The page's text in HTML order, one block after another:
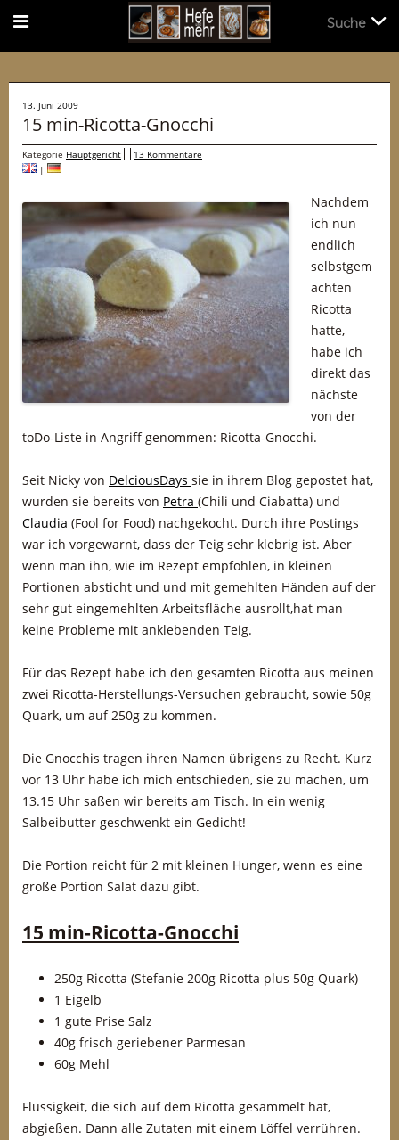
13. Juni 2009
15 min-Ricotta-Gnocchi
Kategorie Hauptgericht
13 Kommentare
|
Nachdem
ich nun
endlich
selbstgem
achten
Ricotta
hatte,
habe ich
direkt das
nächste
von der
toDo-Liste in Angriff genommen: Ricotta-Gnocchi.
Seit Nicky von DelciousDays sie in ihrem Blog gepostet hat,
wurden sie bereits von Petra (Chili und Ciabatta) und
Claudia (Fool for Food) nachgekocht. Durch ihre Postings
war ich vorgewarnt, dass der Teig sehr klebrig ist. Aber
wenn man ihn, wie im Rezept empfohlen, in kleinen
Portionen absticht und und mit gemehlten Händen auf der
sehr gut eingemehlten Arbeitsfläche ausrollt,hat man
keine Probleme mit anklebenden Teig.
Für das Rezept habe ich den gesamten Ricotta aus meinen
zwei Ricotta-Herstellungs-Versuchen gebraucht, sowie 50g
Quark, um auf 250g zu kommen.
Die Gnocchis tragen ihren Namen übrigens zu Recht. Kurz
vor 13 Uhr habe ich mich entschieden, sie zu machen, um
13.15 Uhr saßen wir bereits am Tisch. In ein wenig
Salbeibutter geschwenkt ein Gedicht!
Die Portion reicht für 2 mit kleinen Hunger, wenn es eine
große Portion Salat dazu gibt.
15 min-Ricotta-Gnocchi
250g Ricotta (Stefanie 200g Ricotta plus 50g Quark)
1 Eigelb
1 gute Prise Salz
40g frisch geriebener Parmesan
60g Mehl
Flüssigkeit, die sich auf dem Ricotta gesammelt hat,
abgießen. Dann alle Zutaten mit einem Löffel verrühren.
Suche
Suche